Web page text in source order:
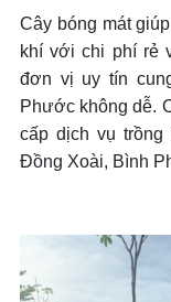
+ Mở nhóm...
Cây bóng mát
khí với chi phí rẻ
đơn vị uy tín
Phước không dễ.
cấp dịch vụ trồng
Đồng Xoài, Bình